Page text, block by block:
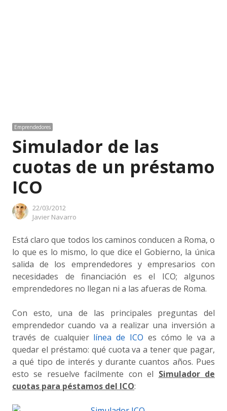
Emprendedores
Simulador de las
cuotas de un préstamo
ICO
22/03/2012
Author
Javier Navarro
Está claro que todos los caminos conducen a Roma, o
lo que es lo mismo, lo que dice el Gobierno, la única
salida de los emprendedores y empresarios con
necesidades de financiación es el ICO; algunos
emprendedores no llegan ni a las afueras de Roma.
Con esto, una de las principales preguntas del
emprendedor cuando va a realizar una inversión a
través de cualquier línea de ICO es cómo le va a
quedar el préstamo: qué cuota va a tener que pagar,
a qué tipo de interés y durante cuantos años. Pues
esto se resuelve facilmente con el Simulador de
cuotas para péstamos del ICO: